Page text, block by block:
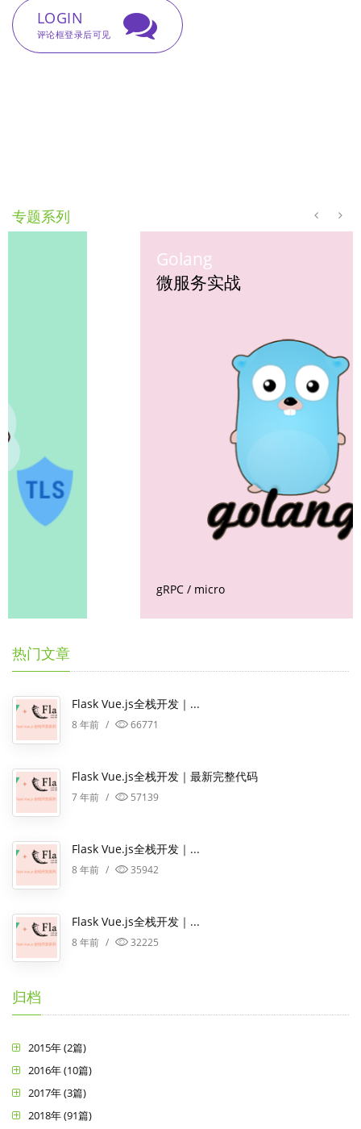
LOGIN
评论框登录后可见
专题系列
热门文章
Flask Vue.js全栈开发｜...
8 年前 / 66771
Flask Vue.js全栈开发｜最新完整代码
7 年前 / 57139
Flask Vue.js全栈开发｜...
8 年前 / 35942
Flask Vue.js全栈开发｜...
8 年前 / 32225
归档
2015年 (2篇)
2016年 (10篇)
2017年 (3篇)
2018年 (91篇)